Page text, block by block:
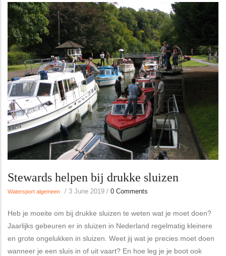
Stewards helpen bij drukke sluizen
Watersport algemeen / 3 June 2019 / 0 Comments
Heb je moeite om bij drukke sluizen te weten wat je moet doen?
Jaarlijks gebeuren er in sluizen in Nederland regelmatig kleinere
en grote ongelukken in sluizen. Weet jij wat je precies moet doen
wanneer je een sluis in of uit vaart? En hoe leg je je boot ook